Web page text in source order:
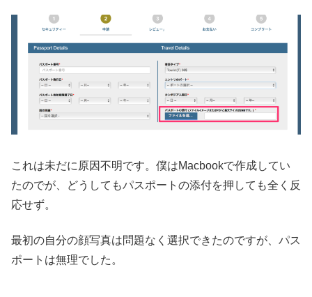
これは未だに原因不明です。僕はMacbookで作成してい
たのでが、どうしてもパスポートの添付を押しても全く反
応せず。
最初の自分の顔写真は問題なく選択できたのですが、パス
ポートは無理でした。